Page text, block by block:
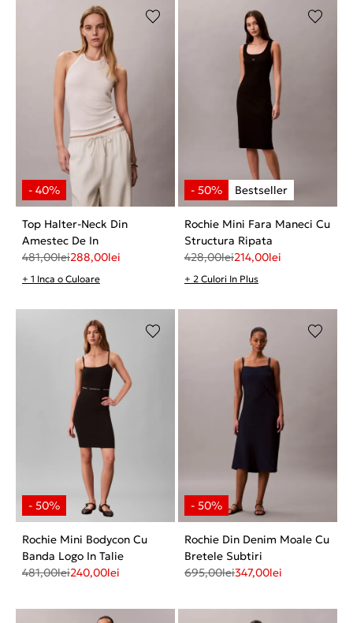
Top Halter-Neck Din
Amestec De In
481,00lei288,00lei
+ 1 Inca o Culoare
Rochie Mini Fara Maneci Cu
Structura Ripata
428,00lei214,00lei
+ 2 Culori In Plus
Rochie Mini Bodycon Cu
Banda Logo In Talie
481,00lei240,00lei
Rochie Din Denim Moale Cu
Bretele Subtiri
695,00lei347,00lei